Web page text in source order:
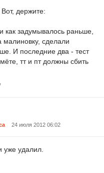
держите:
как задумывалось раньше,
малиновку, сделали
И последние два - тест
тт и пт должны сбить
24 июля 2012 06:02
уже удалил.